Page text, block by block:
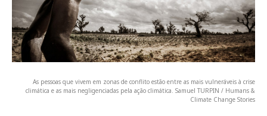
As pessoas que vivem em zonas de conflito estão entre as mais vulneráveis ​​à crise
climática e as mais negligenciadas pela ação climática. Samuel TURPIN / Humans &
Climate Change Stories